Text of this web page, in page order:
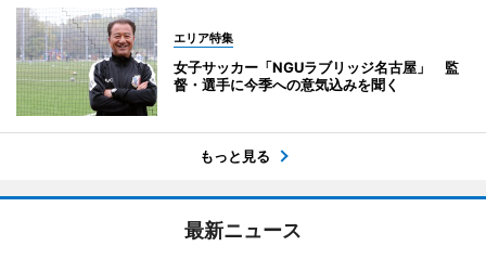
エリア特集
女子サッカー「NGUラブリッジ名古屋」 監
督・選手に今季への意気込みを聞く
もっと見る
最新ニュース